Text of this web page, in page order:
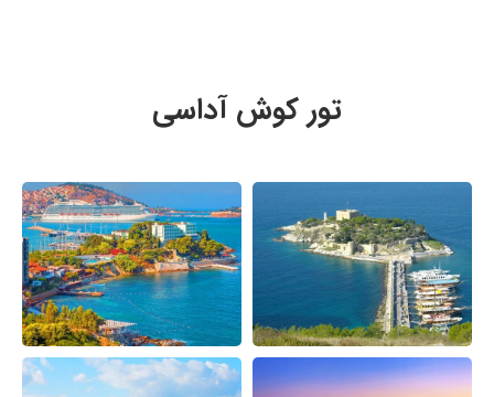
تور کوش آداسی